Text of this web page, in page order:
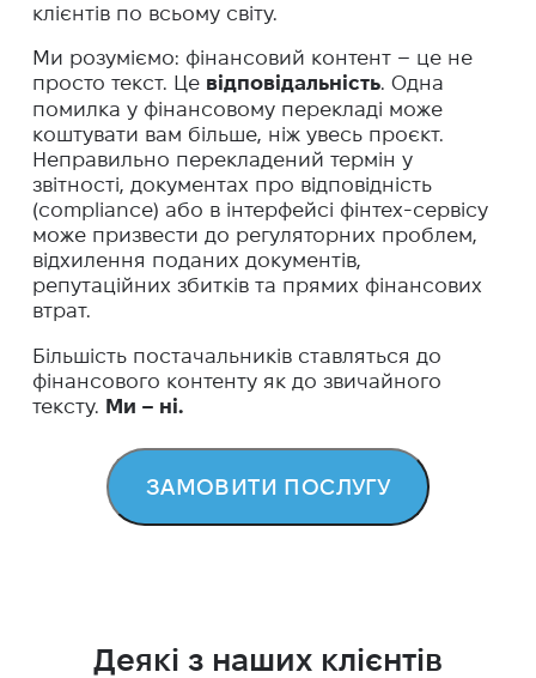
клієнтів по всьому світу.
Ми розуміємо: фінансовий контент – це не
просто текст. Це відповідальність. Одна
помилка у фінансовому перекладі може
коштувати вам більше, ніж увесь проєкт.
Неправильно перекладений термін у
звітності, документах про відповідність
(compliance) або в інтерфейсі фінтех-сервісу
може призвести до регуляторних проблем,
відхилення поданих документів,
репутаційних збитків та прямих фінансових
втрат.
Більшість постачальників ставляться до
фінансового контенту як до звичайного
тексту. Ми – ні.
ЗАМОВИТИ ПОСЛУГУ
Деякі з наших клієнтів